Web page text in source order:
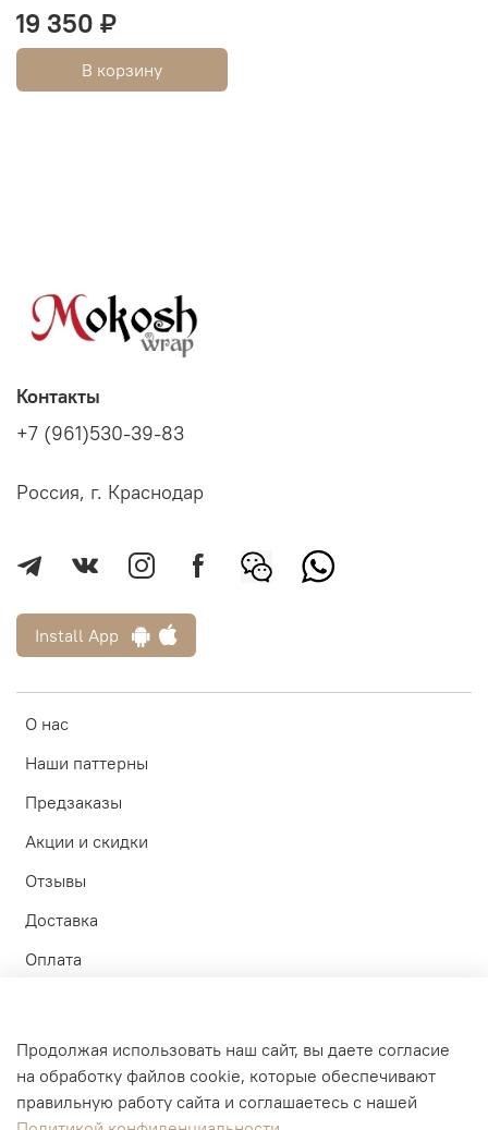
19 350 ₽
В корзину
О нас
Наши паттерны
Предзаказы
Акции и скидки
Отзывы
Доставка
Оплата
Личный кабинет
Контакты
+7 (961)530-39-83
Россия, г. Краснодар
Install App
Продолжая использовать наш сайт, вы даете согласие
на обработку файлов cookie, которые обеспечивают
правильную работу сайта и соглашаетесь с нашей